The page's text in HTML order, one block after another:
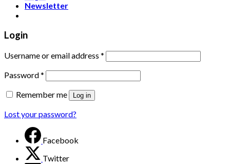
Newsletter
Login
Username or email address *
Password*
Remember me
Log in
Lost your password?
Facebook
Twitter